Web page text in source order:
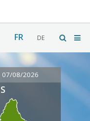
FR DE
07/08/2026